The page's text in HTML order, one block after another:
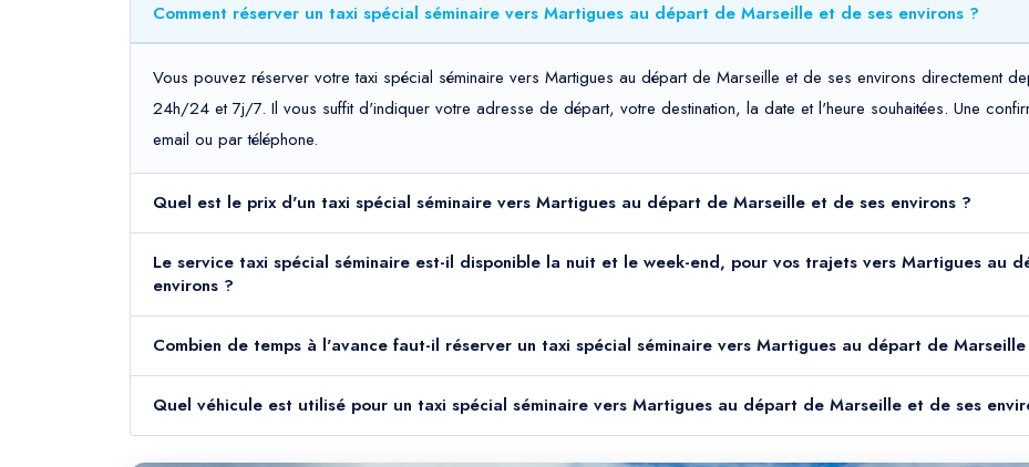
Comment réserver un taxi spécial séminaire vers Martigues au départ de Marseille et de ses environs ?
Vous pouvez réserver votre taxi spécial séminaire vers Martigues au départ de Marseille et de ses environs directement
24h/24 et 7j/7. Il vous suffit d'indiquer votre adresse de départ, votre destination, la date et l'heure souhaitées. Une
email ou par téléphone.
Quel est le prix d'un taxi spécial séminaire vers Martigues au départ de Marseille et de ses environs ?
Le service taxi spécial séminaire est-il disponible la nuit et le week-end, pour vos trajets vers Martigues au
environs ?
Combien de temps à l'avance faut-il réserver un taxi spécial séminaire vers Martigues au départ de
Quel véhicule est utilisé pour un taxi spécial séminaire vers Martigues au départ de Marseille et de ses